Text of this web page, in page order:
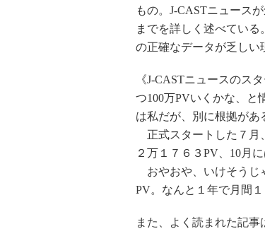
もの。J-CASTニュース
までを詳しく述べてい
の正確なデータが乏しい
《J-CASTニュースのス
つ100万PVいくかな、と
は私だが、別に根拠があ
正式スタートした７月
２万１７６３PV、10月
おやおや、いけそうじ
PV。なんと１年で月間
また、よく読まれた記事